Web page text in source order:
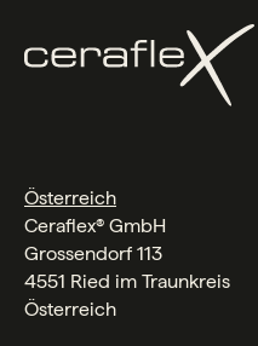
Österreich
Ceraflex® GmbH
Grossendorf 113
4551 Ried im Traunkreis
Österreich